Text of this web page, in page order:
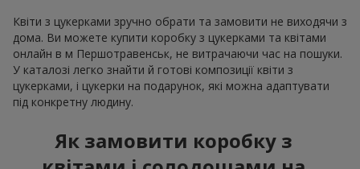
Квіти з цукерками зручно обрати та замовити не виходячи з
дома. Ви можете купити коробку з цукерками та квітами
онлайн в м Першотравенськ, не витрачаючи час на пошуки.
У каталозі легко знайти й готові композиції квіти з
цукерками, і цукерки на подарунок, які можна адаптувати
під конкретну людину.
Як замовити коробку з